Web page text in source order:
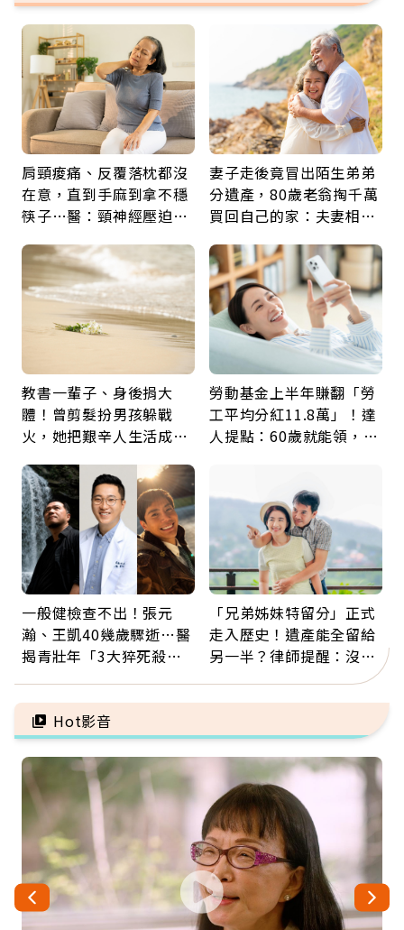
肩頸痠痛、反覆落枕都沒
在意，直到手麻到拿不穩
筷子…醫：頸神經壓迫上
鍵
妻子走後竟冒出陌生弟弟
分遺產，80歲老翁掏千萬
買回自己的家：夫妻相守
教書一輩子、身後捐大
體！曾剪髮扮男孩躲戰
火，她把艱辛人生活成風
福
勞動基金上半年賺翻「勞
工平均分紅11.8萬」！達
人提點：60歲就能領，重
一般健檢查不出！張元
瀚、王凱40幾歲驟逝…醫
揭青壯年「3大猝死殺
雷
「兄弟姊妹特留分」正式
走入歷史！遺產能全留給
另一半？律師提醒：沒做
Hot影音